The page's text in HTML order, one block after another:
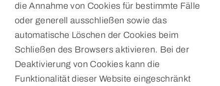
die Annahme von Cookies für bestimmte Fälle
oder generell ausschließen sowie das
automatische Löschen der Cookies beim
Schließen des Browsers aktivieren. Bei der
Deaktivierung von Cookies kann die
Funktionalität dieser Website eingeschränkt